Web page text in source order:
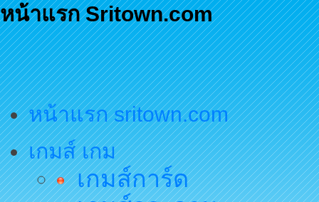
หน้าแรก Sritown.com
หน้าแรก sritown.com
เกมส์ เกม
เกมส์การ์ด